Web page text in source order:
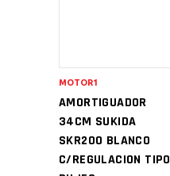
AMORTIGUADOR
34CM SUKIDA
SKR200 BLANCO
C/REGULACION TIPO
MOTOR1